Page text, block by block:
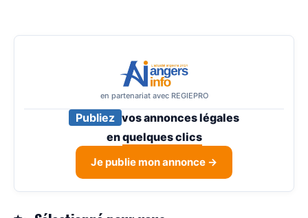
en partenariat avec REGIEPRO
Publiez vos annonces légales
enquelques clics
Je publie mon annonce →